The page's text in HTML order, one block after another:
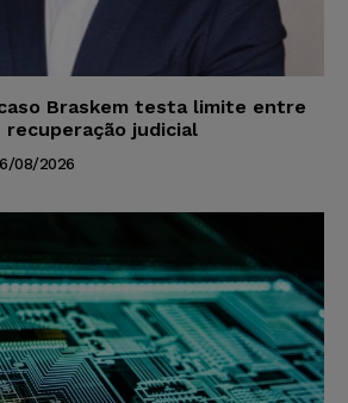
Braskem testa limite entre
judicial
08/2026